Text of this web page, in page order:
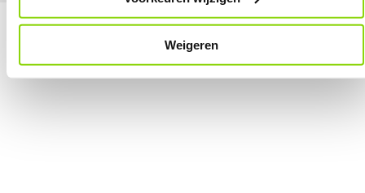
Weigeren